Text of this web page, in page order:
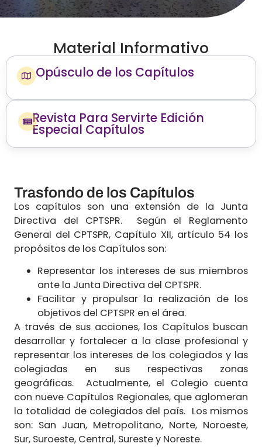
Material Informativo
Opúsculo de los Capítulos
Revista Para Servirte Edición
Especial Capítulos
Trasfondo de los Capítulos
Los capítulos son una extensión de la Junta
Directiva del CPTSPR. Según el Reglamento
General del CPTSPR, Capítulo XII, artículo 54 los
propósitos de los Capítulos son:
Representar los intereses de sus miembros
ante la Junta Directiva del CPTSPR.
Facilitar y propulsar la realización de los
objetivos del CPTSPR en el área.
A través de sus acciones, los Capítulos buscan
desarrollar y fortalecer a la clase profesional y
representar los intereses de los colegiados y las
colegiadas en sus respectivas zonas
geográficas. Actualmente, el Colegio cuenta
con nueve Capítulos Regionales, que aglomeran
la totalidad de colegiados del país. Los mismos
son: San Juan, Metropolitano, Norte, Noroeste,
Sur, Suroeste, Central, Sureste y Noreste.